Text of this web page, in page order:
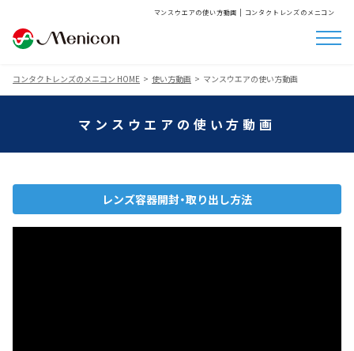
マンスウエアの使い方動画 | コンタクトレンズのメニコン
コンタクトレンズのメニコン HOME 使い方動画 マンスウエアの使い方動画
マンスウエアの使い方動画
レンズ容器開封・取り出し方法